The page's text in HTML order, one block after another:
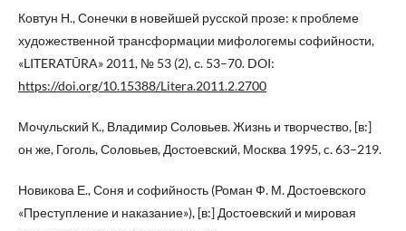
Ковтун Н., Сонечки в новейшей русской прозе: к проблеме
художественной трансформации мифологемы софийности,
«LITERATŪRA» 2011, № 53 (2), с. 53–70. DOI:
https://doi.org/10.15388/Litera.2011.2.2700
Мочульский К., Владимир Соловьев. Жизнь и творчество, [в:]
он же, Гоголь, Соловьев, Достоевский, Москва 1995, c. 63–219.
Новикова Е., Соня и софийность (Роман Ф. М. Достоевского
«Преступление и наказание»), [в:] Достоевский и мировая